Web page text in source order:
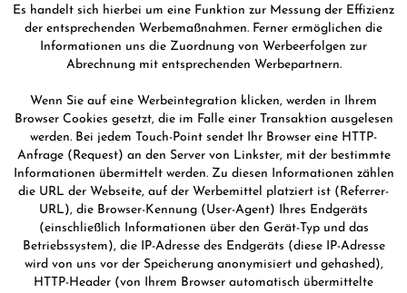
Es handelt sich hierbei um eine Funktion zur Messung der Effizienz
der entsprechenden Werbemaßnahmen. Ferner ermöglichen die
Informationen uns die Zuordnung von Werbeerfolgen zur
Abrechnung mit entsprechenden Werbepartnern.
Wenn Sie auf eine Werbeintegration klicken, werden in Ihrem
Browser Cookies gesetzt, die im Falle einer Transaktion ausgelesen
werden. Bei jedem Touch-Point sendet Ihr Browser eine HTTP-
Anfrage (Request) an den Server von Linkster, mit der bestimmte
Informationen übermittelt werden. Zu diesen Informationen zählen
die URL der Webseite, auf der Werbemittel platziert ist (Referrer-
URL), die Browser-Kennung (User-Agent) Ihres Endgeräts
(einschließlich Informationen über den Gerät-Typ und das
Betriebssystem), die IP-Adresse des Endgeräts (diese IP-Adresse
wird von uns vor der Speicherung anonymisiert und gehashed),
HTTP-Header (von Ihrem Browser automatisch übermittelte